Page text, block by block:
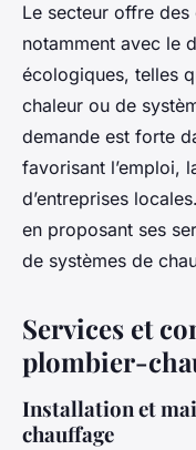
Le secteur offre
notamment avec le
écologiques, telles
chaleur ou de
demande est forte
favorisant l’emploi,
d’entreprises locales.
en proposant ses
de systèmes de
Services et
plombier-
Installation et
chauffage